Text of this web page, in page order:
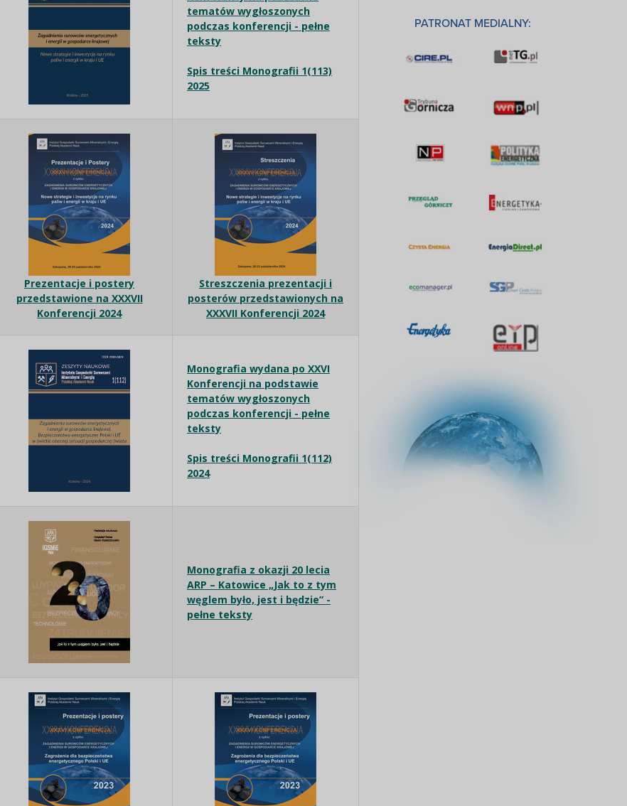
tematów wygłoszonych
podczas konferencji - pełne
teksty
Spis treści Monografii 1(113)
2025
Prezentacje i postery
przedstawione na XXXVII
Konferencji 2024
Streszczenia prezentacji i
posterów przedstawionych na
XXXVII Konferencji 2024
Monografia wydana po XXVI
Konferencji na podstawie
tematów wygłoszonych
podczas konferencji - pełne
teksty
Spis treści Monografii 1(112)
2024
Monografia z okazji 20 lecia
ARP – Katowice „Jak to z tym
węglem było, jest i będzie” -
pełne teksty
PATRONAT MEDIALNY: